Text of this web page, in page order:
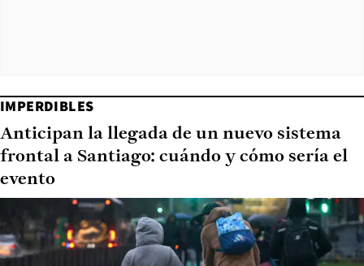
IMPERDIBLES
Anticipan la llegada de un nuevo sistema
frontal a Santiago: cuándo y cómo sería el
evento